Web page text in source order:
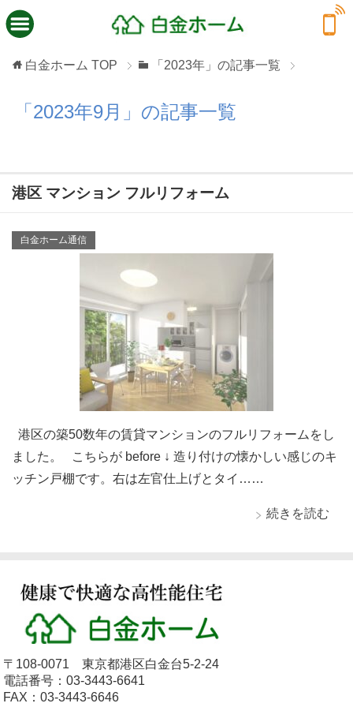
白金ホーム TOP 「2023年」の記事一覧
「2023年9月」の記事一覧
港区 マンション フルリフォーム
白金ホーム通信
港区の築50数年の賃貸マンションのフルリフォームをし
ました。 こちらが before ↓ 造り付けの懐かしい感じのキ
ッチン戸棚です。右は左官仕上げとタイ……
続きを読む
〒108-0071 東京都港区白金台5-2-24
電話番号：03-3443-6641
FAX：03-3443-6646